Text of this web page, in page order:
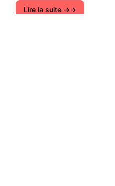
Lire la suite →